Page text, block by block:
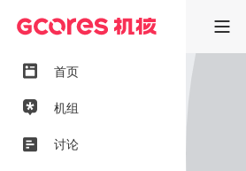
首页
机组
讨论